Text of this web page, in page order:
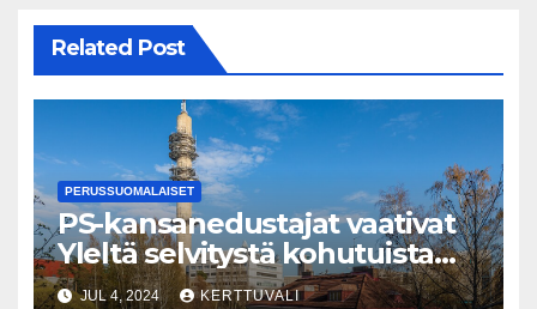
Related Post
PERUSSUOMALAISET
PS-kansanedustajat vaativat
Yleltä selvitystä kohutuista
monimuotoisuuskoulutuksist
JUL 4, 2024 KERTTUVALI